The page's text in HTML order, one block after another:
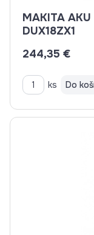
MAKITA AKU DELENÝ VYŽÍNAČ 18 V LXT
DUX18ZX1
244,35 €
ks Do